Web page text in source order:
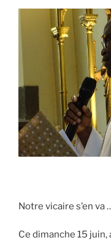
Notre vicaire s’en
Ce dimanche 15 juin,